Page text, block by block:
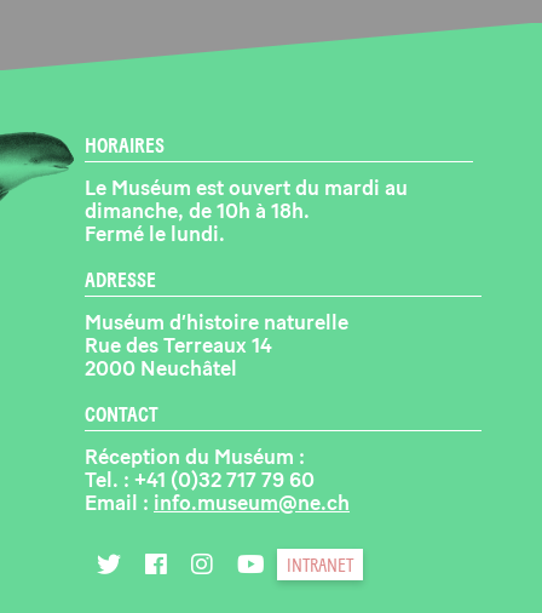
HORAIRES
Le Muséum est ouvert du mardi au
dimanche, de 10h à 18h.
Fermé le lundi.
ADRESSE
Muséum d’histoire naturelle
Rue des Terreaux 14
2000 Neuchâtel
CONTACT
Réception du Muséum :
Tel. : +41 (0)32 717 79 60
Email : info.museum@ne.ch
INTRANET